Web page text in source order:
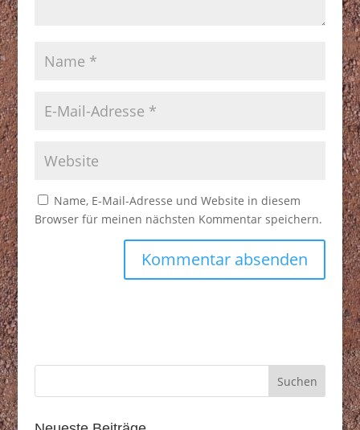
Name, E-Mail-Adresse und Website in diesem
Browser für meinen nächsten Kommentar speichern.